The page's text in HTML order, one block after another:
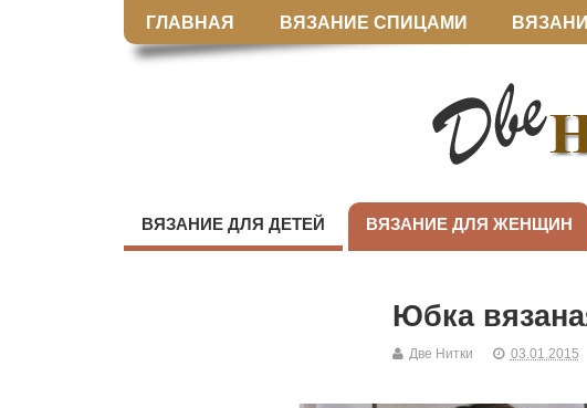
ГЛАВНАЯ ВЯЗАНИЕ СПИЦАМИ
ВЯЗАНИЕ ДЛЯ ДЕТЕЙ ВЯЗАНИЕ ДЛЯ ЖЕНЩИН
Юбка
Две Нитки 03.01.2015